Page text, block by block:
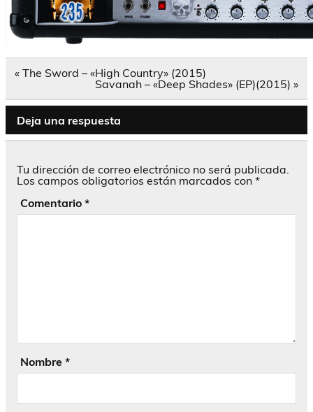
Navegación
« The Sword – «High Country» (2015)
Savanah – «Deep Shades» (EP)(2015) »
Deja una respuesta
Tu dirección de correo electrónico no será publicada.
Los campos obligatorios están marcados con *
Comentario *
Nombre *